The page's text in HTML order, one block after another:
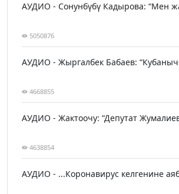
АУДИО - Сонунбүбү Кадырова: “Мен
5050876
АУДИО - Жыргалбек Бабаев:
4668855
АУДИО - Жактоочу: “Депутат
4638854
АУДИО - ...Коронавирус келгенине